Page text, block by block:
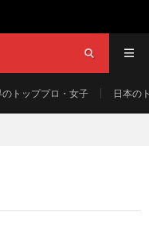
のトッププロ・女子 日本の